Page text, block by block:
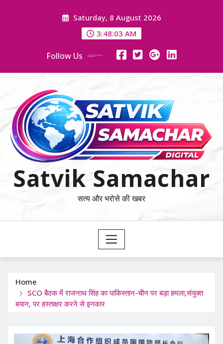
Saturday, 8 August 2026
3:48:03 AM
Follow Us
Satvik Samachar
सत्य और भरोसे की खबर
Home
SCO बैठक में राजनाथ सिंह का पाकिस्तान-चीन पर बड़ा हमला,संयुक्त
बयान, पर हस्ताक्षर करने से इनकार